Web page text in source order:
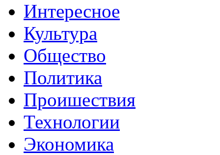
Интересное
Культура
Общество
Политика
Проишествия
Технологии
Экономика